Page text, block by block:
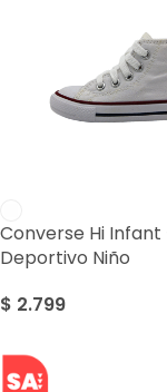
Converse Hi Infant
Deportivo Niño
$ 2.799